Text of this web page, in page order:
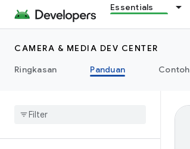
Essentials
CAMERA & MEDIA DEV CENTER
Ringkasan
Panduan Contoh